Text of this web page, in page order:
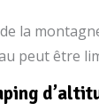
la
peut être